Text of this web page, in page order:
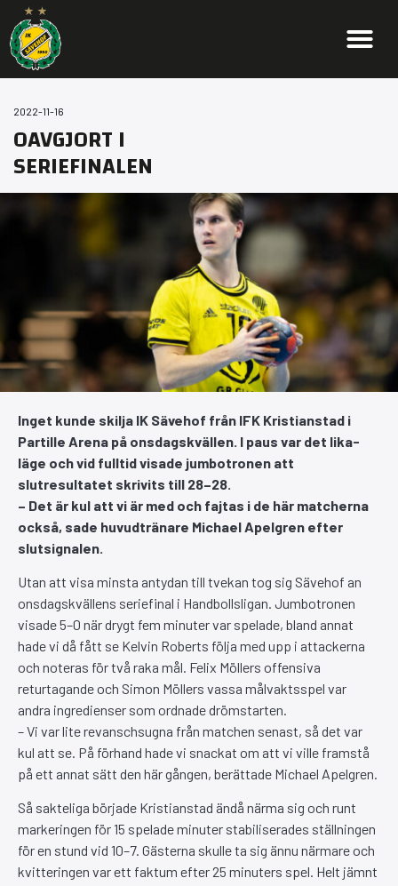
2022-11-16
OAVGJORT I
SERIEFINALEN
Inget kunde skilja IK Sävehof från IFK Kristianstad i
Partille Arena på onsdagskvällen. I paus var det lika-
läge och vid fulltid visade jumbotronen att
slutresultatet skrivits till 28–28.
– Det är kul att vi är med och fajtas i de här matcherna
också, sade huvudtränare Michael Apelgren efter
slutsignalen.
Utan att visa minsta antydan till tvekan tog sig Sävehof an
onsdagskvällens seriefinal i Handbollsligan. Jumbotronen
visade 5–0 när drygt fem minuter var spelade, bland annat
hade vi då fått se Kelvin Roberts följa med upp i attackerna
och noteras för två raka mål. Felix Möllers offensiva
returtagande och Simon Möllers vassa målvaktsspel var
andra ingredienser som ordnade drömstarten.
– Vi var lite revanschsugna från matchen senast, så det var
kul att se. På förhand hade vi snackat om att vi ville framstå
på ett annat sätt den här gången, berättade Michael Apelgren.
Så sakteliga började Kristianstad ändå närma sig och runt
markeringen för 15 spelade minuter stabiliserades ställningen
för en stund vid 10–7. Gästerna skulle ta sig ännu närmare och
kvitteringen var ett faktum efter 25 minuters spel. Helt jämnt